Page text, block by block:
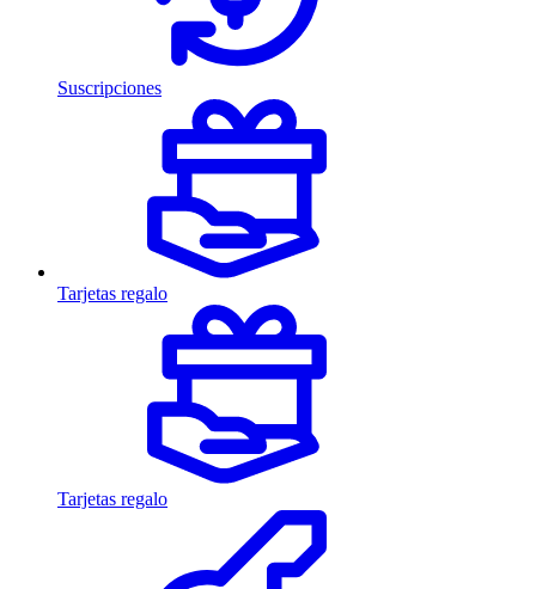
Suscripciones
Tarjetas regalo
Tarjetas regalo